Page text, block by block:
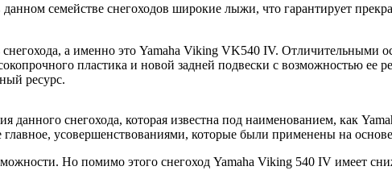
семействе снегоходов широкие лыжи, что гарантирует
а именно это Yamaha Viking VK540 IV. Отличительными
пластика и новой задней подвески с возможностью ее
ресурс.
данного снегохода, которая известна под наименованием, как
усовершенствованиями, которые были применены на
Но помимо этого снегоход Yamaha Viking 540 IV имеет